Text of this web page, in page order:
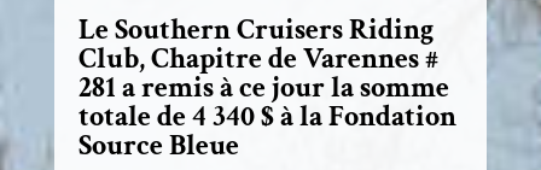
Le Southern Cruisers Riding
Club, Chapitre de Varennes #
281 a remis à ce jour la somme
totale de 4 340 $ à la Fondation
Source Bleue